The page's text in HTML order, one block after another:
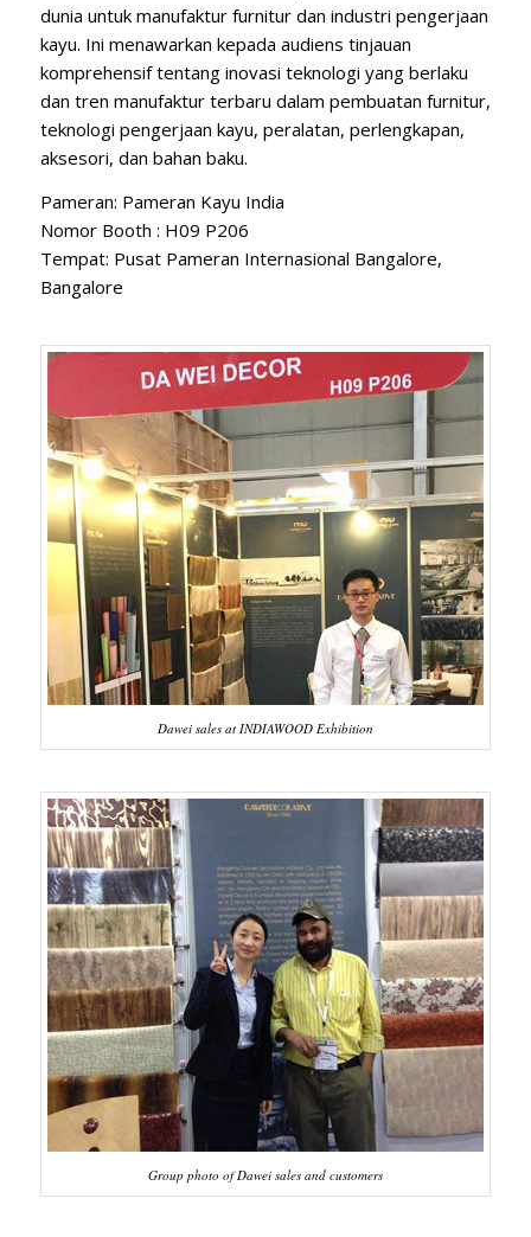
dunia untuk manufaktur furnitur dan industri pengerjaan
kayu. Ini menawarkan kepada audiens tinjauan
komprehensif tentang inovasi teknologi yang berlaku
dan tren manufaktur terbaru dalam pembuatan furnitur,
teknologi pengerjaan kayu, peralatan, perlengkapan,
aksesori, dan bahan baku.
Pameran: Pameran Kayu India
Nomor Booth : H09 P206
Tempat: Pusat Pameran Internasional Bangalore,
Bangalore
Dawei sales at INDIAWOOD Exhibition
Group photo of Dawei sales and customers